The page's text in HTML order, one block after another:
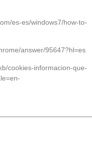
es-es/windows7/how-to-
answer/95647?hl=es
cookies-informacion-que-